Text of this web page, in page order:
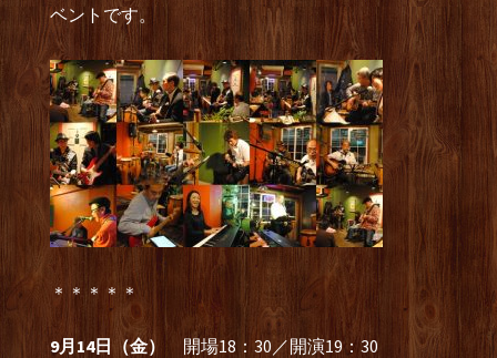
ベントです。
＊＊＊＊＊
9月14日（金）
開場18：30／開演19：30